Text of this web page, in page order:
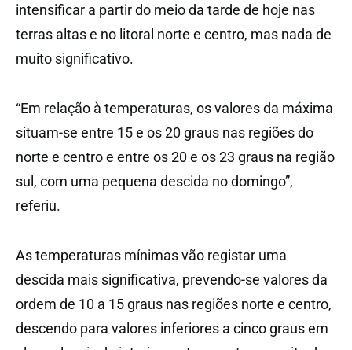
intensificar a partir do meio da tarde de hoje nas
terras altas e no litoral norte e centro, mas nada de
muito significativo.
“Em relação à temperaturas, os valores da máxima
situam-se entre 15 e os 20 graus nas regiões do
norte e centro e entre os 20 e os 23 graus na região
sul, com uma pequena descida no domingo”,
referiu.
As temperaturas mínimas vão registar uma
descida mais significativa, prevendo-se valores da
ordem de 10 a 15 graus nas regiões norte e centro,
descendo para valores inferiores a cinco graus em